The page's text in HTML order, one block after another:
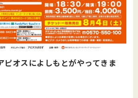
ピオスによしもとがやってきま